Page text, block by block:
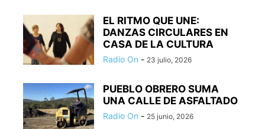
EL RITMO QUE UNE:
DANZAS CIRCULARES EN
CASA DE LA CULTURA
Radio On - 23 julio, 2026
PUEBLO OBRERO SUMA
UNA CALLE DE ASFALTADO
Radio On - 25 junio, 2026